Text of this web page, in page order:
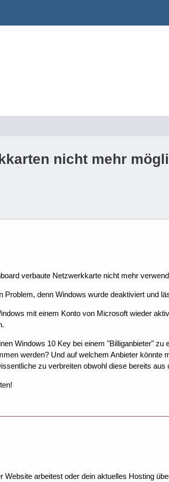
nicht mehr
verbaute Netzwerkkarte nicht mehr
Problem, denn Windows wurde deaktiviert und
mit einem Konto von Microsoft wieder
Windows 10 Key bei einem "Billiganbieter"
werden? Und auf welchem Anbieter
zu verbreiten obwohl diese bereits aus
Website arbeitest oder dein aktuelles Hosting